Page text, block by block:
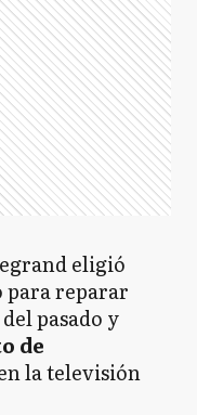
eligió
para reparar
pasado y
de
la televisión